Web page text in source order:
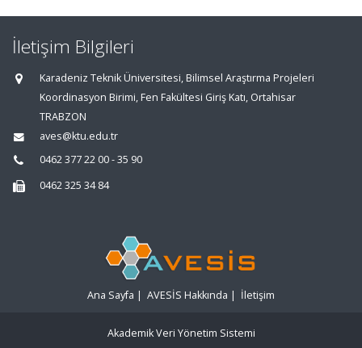
İletişim Bilgileri
Karadeniz Teknik Üniversitesi, Bilimsel Araştırma Projeleri
Koordinasyon Birimi, Fen Fakültesi Giriş Katı, Ortahisar
TRABZON
aves@ktu.edu.tr
0462 377 22 00 - 35 90
0462 325 34 84
Ana Sayfa | AVESİS Hakkında | İletişim
Akademik Veri Yönetim Sistemi